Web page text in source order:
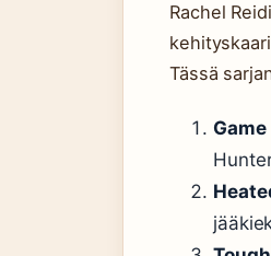
Rachel
Tässä